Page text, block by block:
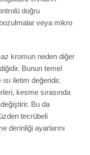
doğru
veya mikro
kromun neden diğer
Bunun temel
iletim değeridir.
kesme sırasında
Bu da
tecrübeli
derinliği ayarlarını